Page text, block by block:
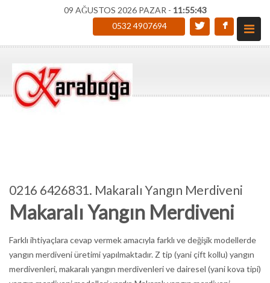
09 AĞUSTOS 2026 PAZAR - 11:55:44
0532 4907694
0216 6426831. Makaralı Yangın Merdiveni
Makaralı Yangın Merdiveni
Farklı ihtiyaçlara cevap vermek amacıyla farklı ve değişik modellerde
yangın merdiveni üretimi yapılmaktadır. Z tip (yani çift kollu) yangın
merdivenleri, makaralı yangın merdivenleri ve dairesel (yani kova tipi)